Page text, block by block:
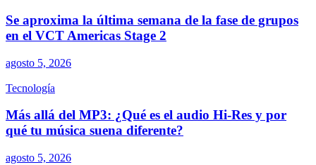
Se aproxima la última semana de la fase de grupos
en el VCT Americas Stage 2
agosto 5, 2026
Tecnología
Más allá del MP3: ¿Qué es el audio Hi-Res y por
qué tu música suena diferente?
agosto 5, 2026